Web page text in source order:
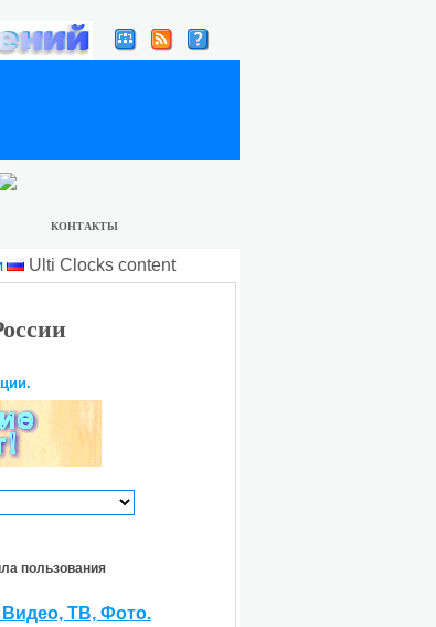
КОНТАКТЫ
Ulti Clocks content
пользования
ТВ, Фото.